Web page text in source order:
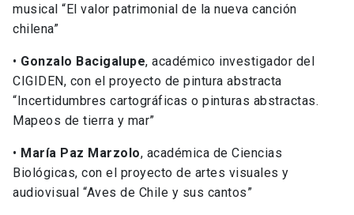
musical “El valor patrimonial de la nueva canción
chilena”
• Gonzalo Bacigalupe, académico investigador del
CIGIDEN, con el proyecto de pintura abstracta
“Incertidumbres cartográficas o pinturas abstractas.
Mapeos de tierra y mar”
• María Paz Marzolo, académica de Ciencias
Biológicas, con el proyecto de artes visuales y
audiovisual “Aves de Chile y sus cantos”